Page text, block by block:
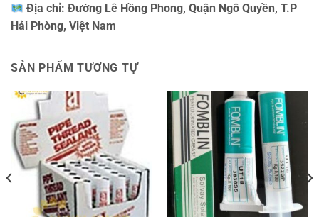
Địa chỉ:Đường Lê Hồng Phong, Quận Ngô Quyền, T.P
Hải Phòng, Việt Nam
SẢN PHẨM TƯƠNG TỰ